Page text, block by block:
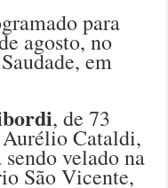
para
agosto, no
em
, de 73
Aurélio Cataldi,
velado na
São Vicente,